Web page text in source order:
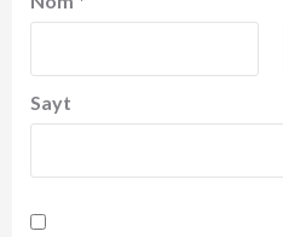
Sayt